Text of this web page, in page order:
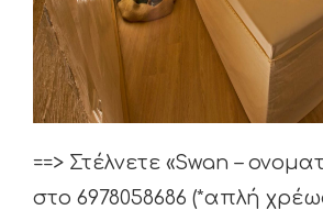
==> Στέλνετε «Swan –
στο 6978058686 (*απλή